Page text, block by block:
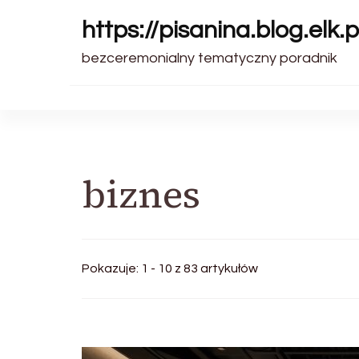
https://
bezceremonialny tematyczny poradnik
biznes
Pokazuje: 1 - 10 z 83 artykułów